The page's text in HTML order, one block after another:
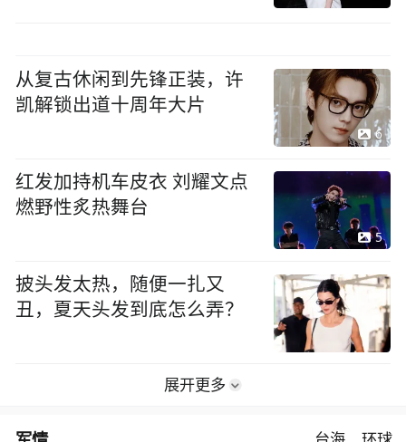
从复古休闲到先锋正装，许
凯解锁出道十周年大片
6
红发加持机车皮衣 刘耀文点
燃野性炙热舞台
5
披头发太热，随便一扎又
丑，夏天头发到底怎么弄？
展开更多